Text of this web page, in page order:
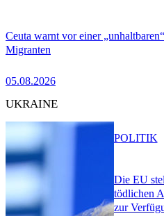
Ceuta warnt vor einer
Migranten
05.08.2026
UKRAINE
Die EU
tödlichen
zur
POLITIK